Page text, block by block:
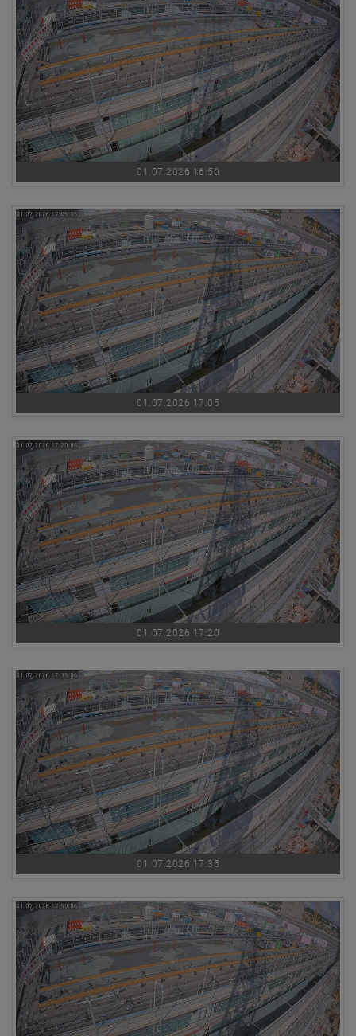
01.07.2026 16:50
01.07.2026 17:05
01.07.2026 17:20
01.07.2026 17:35